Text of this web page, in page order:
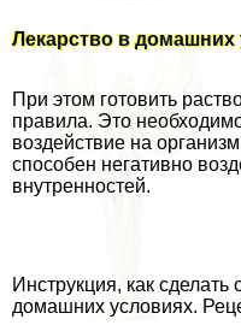
Лекарство в домашних
При этом готовить
правила. Это
воздействие на
способен негативно
внутренностей.
Инструкция, как
домашних условиях.